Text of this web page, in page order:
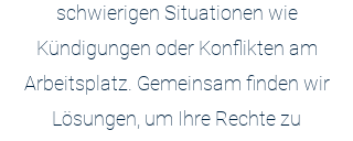
schwierigen Situationen wie
Kündigungen oder Konflikten am
Arbeitsplatz. Gemeinsam finden wir
Lösungen, um Ihre Rechte zu